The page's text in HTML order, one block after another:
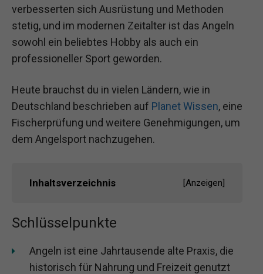
verbesserten sich Ausrüstung und Methoden
stetig, und im modernen Zeitalter ist das Angeln
sowohl ein beliebtes Hobby als auch ein
professioneller Sport geworden.
Heute brauchst du in vielen Ländern, wie in
Deutschland beschrieben auf Planet Wissen, eine
Fischerprüfung und weitere Genehmigungen, um
dem Angelsport nachzugehen.
Inhaltsverzeichnis [Anzeigen]
Schlüsselpunkte
Angeln ist eine Jahrtausende alte Praxis, die
historisch für Nahrung und Freizeit genutzt